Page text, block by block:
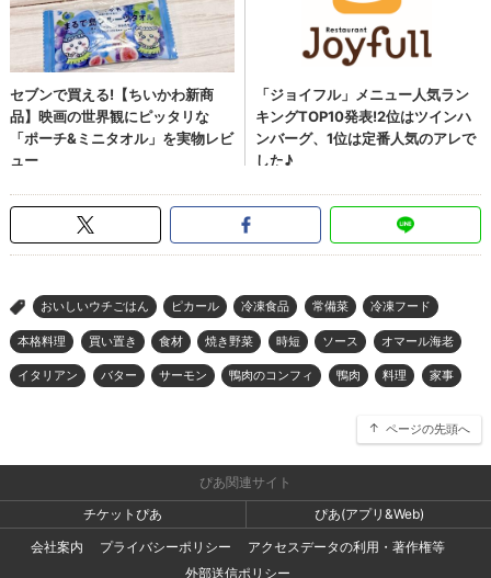
> おいしいウチごはん ピカール 冷凍食品 常備菜 冷凍フード
本格料理 買い置き 食材 焼き野菜 時短 ソース オマール海老
イタリアン バター サーモン 鴨肉のコンフィ 鴨肉 料理 家事
ページの先頭へ
ぴあ関連サイト
チケットぴあ
ぴあ(アプリ&Web)
会社案内
プライバシーポリシー
アクセスデータの利用・著作権等
外部送信ポリシー